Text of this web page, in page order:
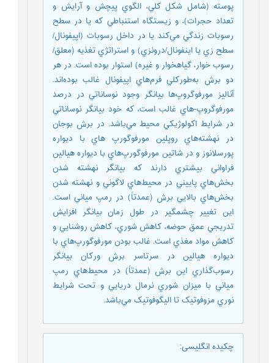
پوسته (شامل شکل کلي، الگوي پيچش و آرايش و
تعداد حجرات)، و زيستگاه استنباطي که يا در سطح
رسوبات زندگي مي‌کند يا در داخل رسوبات (اپيفونال/
سطح زي يا اينفونال/درونزي) و استراتژي تغذيه (معلق/
رسوب خوار، گياهخوار و غيره) استوار بوده است. در هر
دو برش به‌طورکلي فرم‌هاي اپيفونال غالب بوده‌اند.
آناليز مورفوگروپ‌ها بيانگر وجود نوساناتي در درصد
مورفوگروپ-هاي غالب است، که خود بيانگر نوساناتي
در شرايط اکولوژيکي محيط مي‌باشد. در برش بوجان
در نهشته‌هاي روپلين مورفوگورپ هاي با ديواره
پورسلانوز و در شاتين مورفوگورپ‌هاي با ديواره هيالين
فراواني بيشتري دارند که بيانگر نهشته شدن
بخش‌هاي پاييني در محيط‌هاي لاگوني و نهشته شدن
بخش‌هاي بالايي برش (عمدتاً) در رمپ مياني است.
اين تغيير چشمگير در طول زمان بيانگر افزايش
تدريجي عمق حوضه، کاهش شوري، کاهش روشنايي و
کاهش مواد مغذي است. غالب بودن مورفوگورپ‌هاي با
ديواره هيالين در سرتاسر برش ورکان بيانگر
رسوب‌گذاري اين برش (عمدتاً) در محيط‌هاي رمپ
مياني با ميزان شوري نرمال دريايي و تحت شرايط
نوري مزوفوتيک تا اليگوفوتيک مي‌باشد.
چکیده انگلیسی: